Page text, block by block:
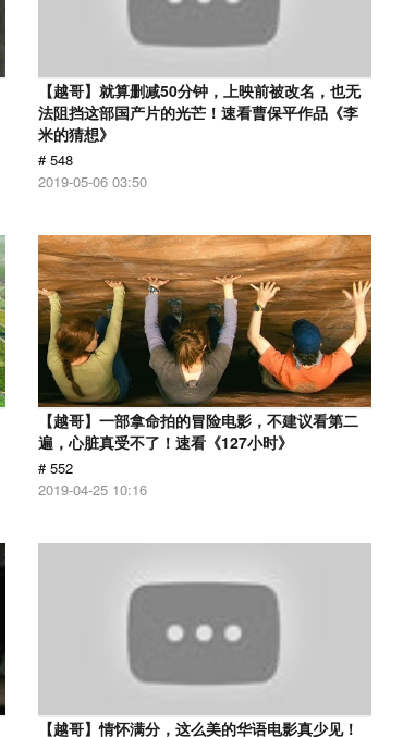
【越哥】就算删减50分钟，上映前被改名，也无
法阻挡这部国产片的光芒！速看曹保平作品《李
米的猜想》
# 548
2019-05-06 03:50
【越哥】一部拿命拍的冒险电影，不建议看第二
遍，心脏真受不了！速看《127小时》
# 552
2019-04-25 10:16
【越哥】情怀满分，这么美的华语电影真少见！